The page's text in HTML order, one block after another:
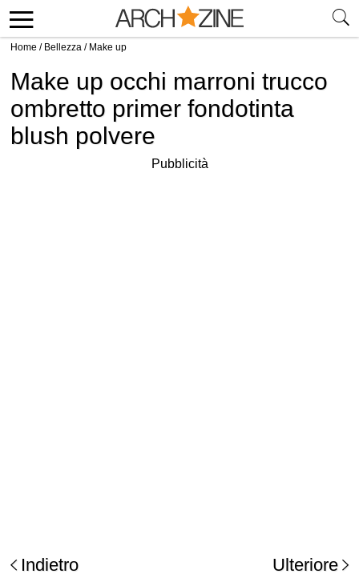
Home / Bellezza / Make up
Make up occhi marroni trucco
ombretto primer fondotinta
blush polvere
Pubblicità
Indietro Ulteriore